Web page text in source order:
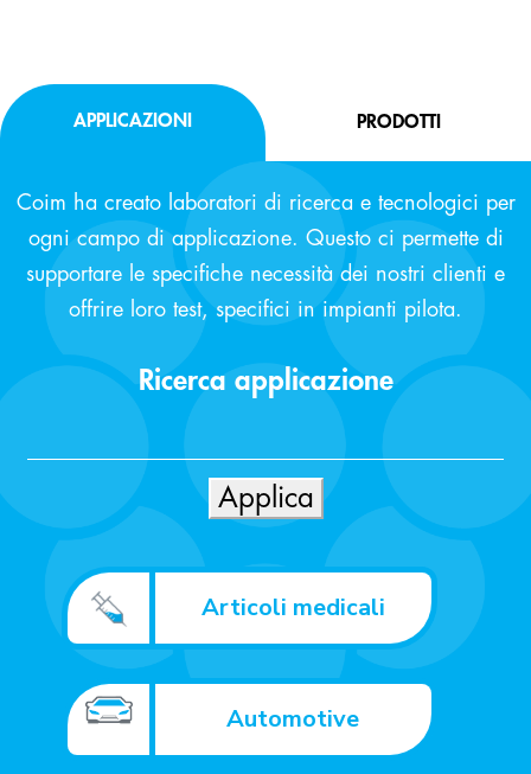
APPLICAZIONI PRODOTTI
Coim ha creato laboratori di ricerca e tecnologici per
ogni campo di applicazione. Questo ci permette di
supportare le specifiche necessità dei nostri clienti e
offrire loro test, specifici in impianti pilota.
Ricerca applicazione
Articoli medicali
Automotive